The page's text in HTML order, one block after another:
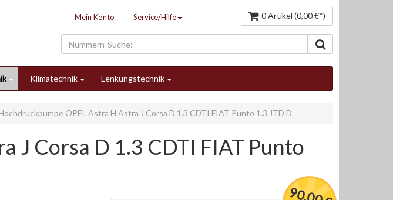
Mein Konto Service/Hilfe 0 Artikel (0,00 €*)
Klimatechnik Lenkungstechnik
OPEL Astra H Astra J Corsa D 1.3 CDTI FIAT Punto 1.3 JTD D
J Corsa D 1.3 CDTI FIAT Punto